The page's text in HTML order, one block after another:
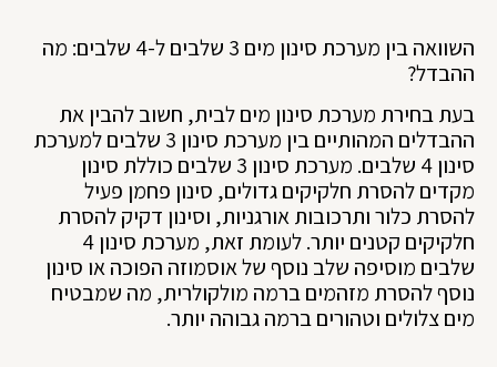
השוואה בין מערכת סינון מים 3 שלבים ל-4 שלבים: מה
ההבדל?
בעת בחירת מערכת סינון מים לבית, חשוב להבין את
ההבדלים המהותיים בין מערכת סינון 3 שלבים למערכת
סינון 4 שלבים. מערכת סינון 3 שלבים כוללת סינון
מקדים להסרת חלקיקים גדולים, סינון פחמן פעיל
להסרת כלור ותרכובות אורגניות, וסינון דקיק להסרת
חלקיקים קטנים יותר. לעומת זאת, מערכת סינון 4
שלבים מוסיפה שלב נוסף של אוסמוזה הפוכה או סינון
נוסף להסרת מזהמים ברמה מולקולרית, מה שמבטיח
מים צלולים וטהורים ברמה גבוהה יותר.